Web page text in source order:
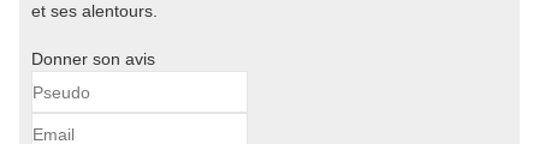
et ses alentours.
Donner son avis